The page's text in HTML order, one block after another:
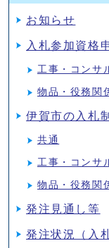
お知らせ
入札参加資格
工事・コンサ
物品・役務関
伊賀市の入札
共通
工事・コンサ
物品・役務関
発注見通し等
発注状況（入